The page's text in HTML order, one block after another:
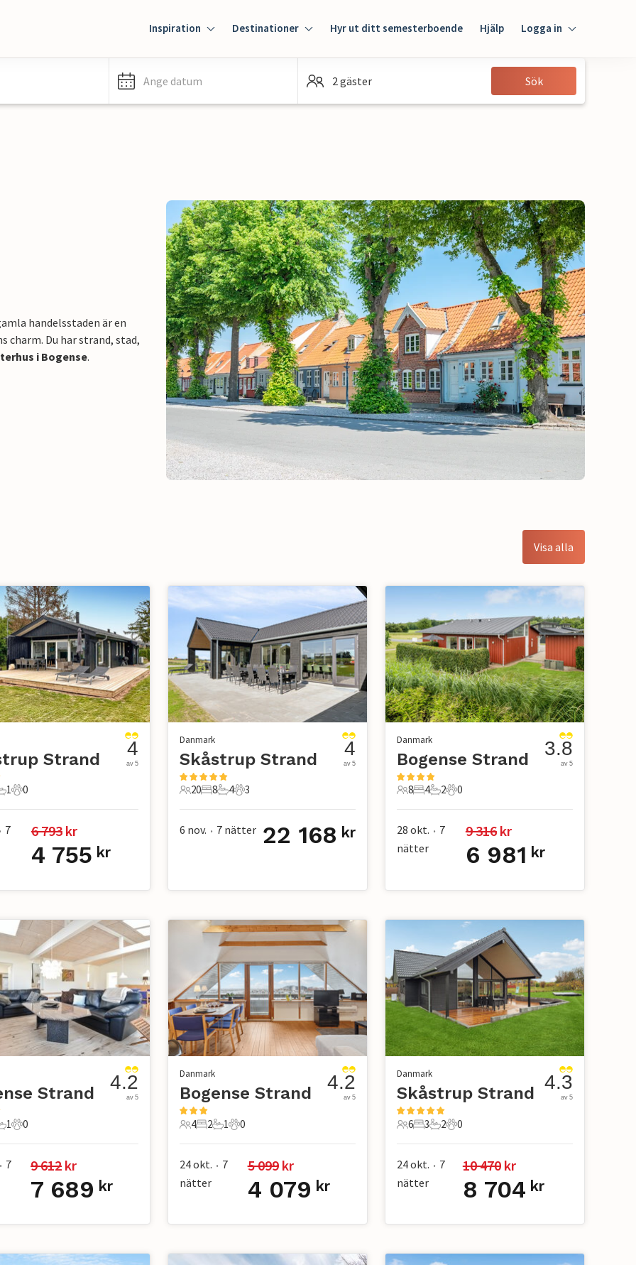
Inspiration Destinationer Hyr ut ditt semesterboende Hjälp Logga in
Gäst
Ange datum 2 gäster Sök
handelsstaden är en
charm. Du har strand, stad,
i Bogense.
Visa alla
Strand
Badrum
1
0 Husdjur
0
4
av 5
7 6 793 kr
4 755 kr
Danmark
Skåstrup Strand
20 Gäster
20
8 Sovrum
8
4 Badrum
4
3 Husdjur
3
4
av 5
6 nov. • 7 nätter 22 168 kr
Danmark
Bogense Strand
8 Gäster
8
4 Sovrum
4
2 Badrum
2
0 Husdjur
0
3.8
av 5
28 okt. • 7
nätter
9 316 kr
6 981 kr
Strand
Badrum
1
0 Husdjur
0
4.2
av 5
• 7 9 612 kr
7 689 kr
Danmark
Bogense Strand
4 Gäster
4
2 Sovrum
2
1 Badrum
1
0 Husdjur
0
4.2
av 5
24 okt. • 7
nätter
5 099 kr
4 079 kr
Danmark
Skåstrup Strand
6 Gäster
6
3 Sovrum
3
2 Badrum
2
0 Husdjur
0
4.3
av 5
24 okt. • 7
nätter
10 470 kr
8 704 kr